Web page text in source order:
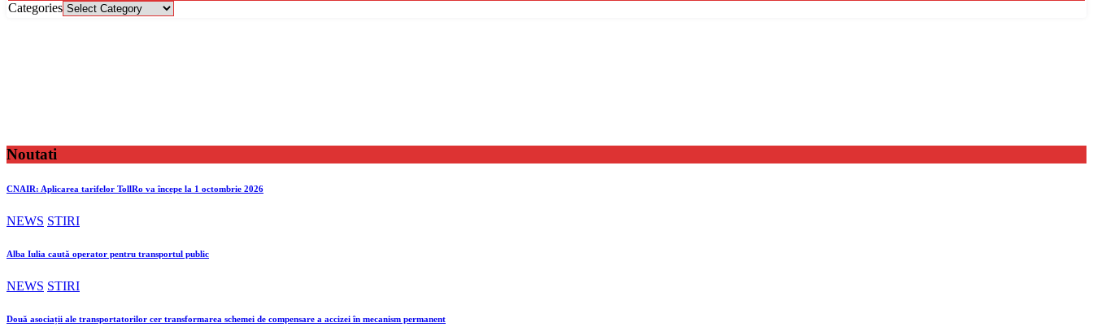
Categories
Noutati
CNAIR: Aplicarea tarifelor TollRo va începe la 1 octombrie 2026
NEWS STIRI
Alba Iulia caută operator pentru transportul public
NEWS STIRI
Două asociații ale transportatorilor cer transformarea schemei de compensare a accizei în mecanism permanent